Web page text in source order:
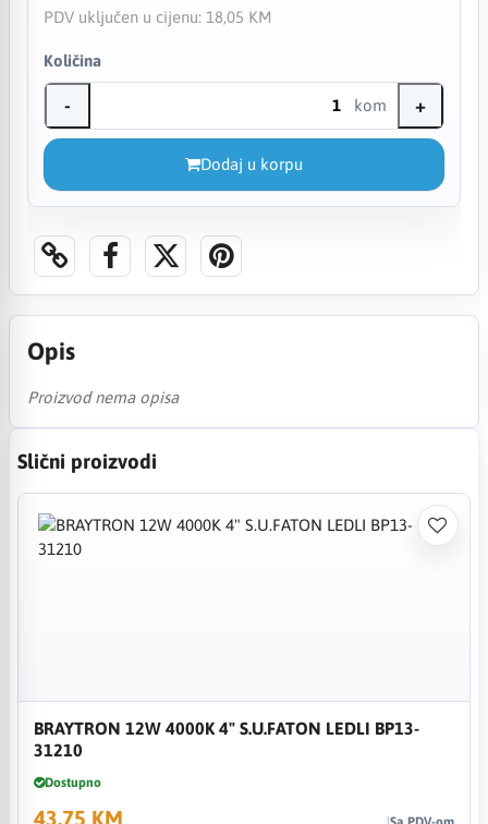
PDV uključen u cijenu: 18,05 KM
Količina
- kom +
Dodaj u korpu
Opis
Proizvod nema opisa
Slični proizvodi
BRAYTRON 12W 4000K 4" S.U.FATON LEDLI BP13-
31210
Dostupno
43,75 KM